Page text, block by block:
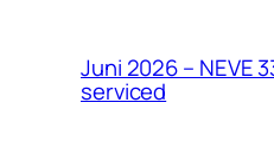
Juni 2026 – NEVE
serviced